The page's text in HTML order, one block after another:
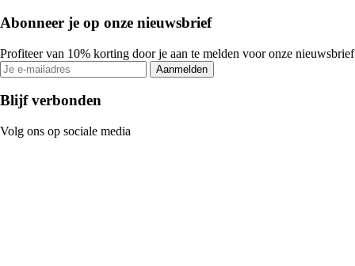
Abonneer je op onze nieuwsbrief
Profiteer van 10% korting door je aan te melden voor onze nieuwsbrief
Aanmelden
Blijf verbonden
Volg ons op sociale media